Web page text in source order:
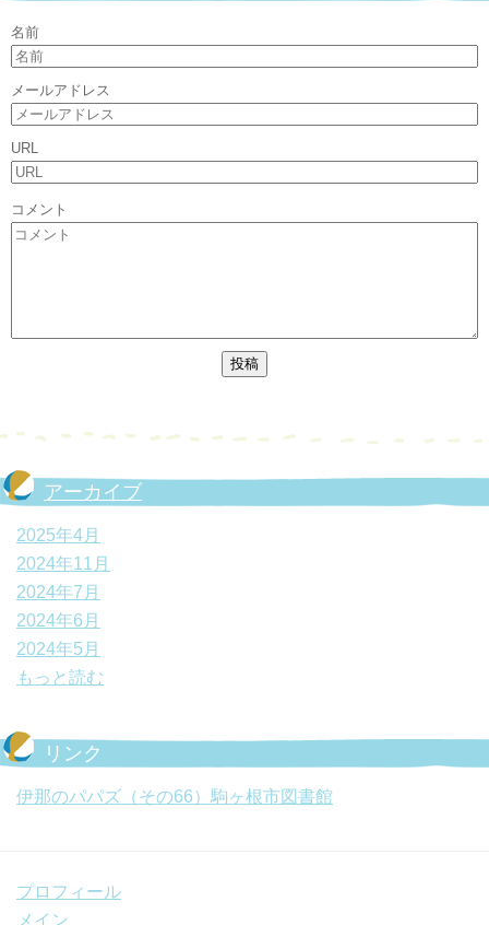
名前
メールアドレス
URL
コメント
アーカイブ
2025年4月
2024年11月
2024年7月
2024年6月
2024年5月
もっと読む
リンク
伊那のパパズ（その66）駒ヶ根市図書館
プロフィール
メイン